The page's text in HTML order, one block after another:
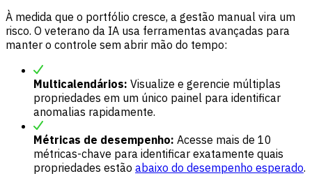
À medida que o portfólio cresce, a gestão manual vira um
risco. O veterano da IA usa ferramentas avançadas para
manter o controle sem abrir mão do tempo:
Multicalendários: Visualize e gerencie múltiplas
propriedades em um único painel para identificar
anomalias rapidamente.
Métricas de desempenho: Acesse mais de 10
métricas-chave para identificar exatamente quais
propriedades estão abaixo do desempenho esperado.